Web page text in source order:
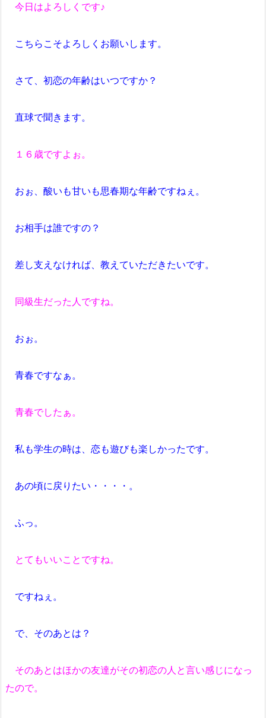
今日はよろしくです♪
こちらこそよろしくお願いします。
さて、初恋の年齢はいつですか？
直球で聞きます。
１６歳ですよぉ。
おぉ、酸いも甘いも思春期な年齢ですねぇ。
お相手は誰ですの？
差し支えなければ、教えていただきたいです。
同級生だった人ですね。
おぉ。
青春ですなぁ。
青春でしたぁ。
私も学生の時は、恋も遊びも楽しかったです。
あの頃に戻りたい・・・・。
ふっ。
とてもいいことですね。
ですねぇ。
で、そのあとは？
そのあとはほかの友達がその初恋の人と言い感じになっ
たので。